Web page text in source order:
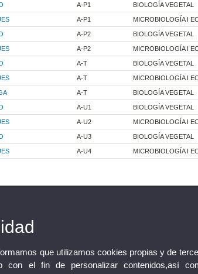
A-P1 BIOLOGÍA VEGETAL
A-P1 MICROBIOLOGÍA I
A-P2 BIOLOGÍA VEGETAL
A-P2 MICROBIOLOGÍA I
A-T BIOLOGÍA VEGETAL
A-T MICROBIOLOGÍA I
A-T BIOLOGÍA VEGETAL
A-U1 BIOLOGÍA VEGETAL
A-U2 MICROBIOLOGÍA I
A-U3 BIOLOGÍA VEGETAL
A-U4 MICROBIOLOGÍA I
que utilizamos cookies propias y de
el fin de personalizar contenidos,así